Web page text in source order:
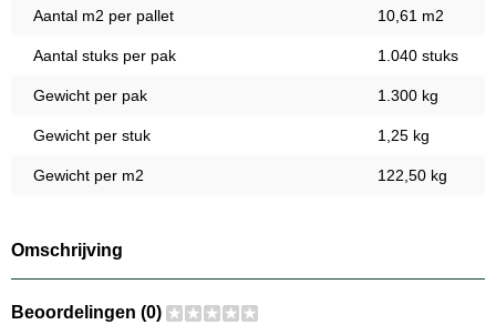
Aantal m2 per pallet 10,61 m2
Aantal stuks per pak 1.040 stuks
Gewicht per pak 1.300 kg
Gewicht per stuk 1,25 kg
Gewicht per m2 122,50 kg
Omschrijving
Beoordelingen (0)